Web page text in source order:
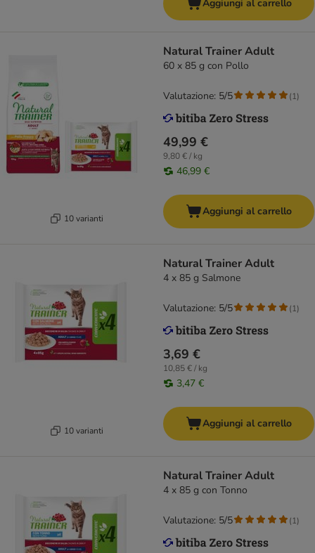
Aggiungi al carrello
10 varianti
Natural Trainer Adult
60 x 85 g con Pollo
49,99 €
9,80 € / kg
46,99 €
Valutazione: 5/5 (1)
Aggiungi al carrello
10 varianti
Natural Trainer Adult
4 x 85 g Salmone
3,69 €
10,85 € / kg
3,47 €
Valutazione: 5/5 (1)
Aggiungi al carrello
Natural Trainer Adult
4 x 85 g con Tonno
Valutazione: 5/5 (1)